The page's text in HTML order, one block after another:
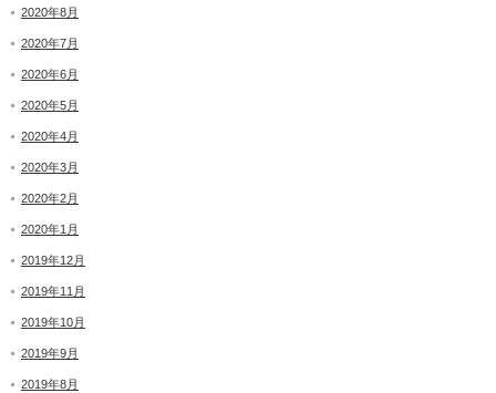
2020年8月
2020年7月
2020年6月
2020年5月
2020年4月
2020年3月
2020年2月
2020年1月
2019年12月
2019年11月
2019年10月
2019年9月
2019年8月